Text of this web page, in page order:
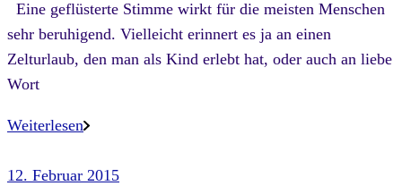
Eine geflüsterte Stimme wirkt für die meisten Menschen
sehr beruhigend. Vielleicht erinnert es ja an einen
Zelturlaub, den man als Kind erlebt hat, oder auch an liebe
Wort
Weiterlesen
12. Februar 2015